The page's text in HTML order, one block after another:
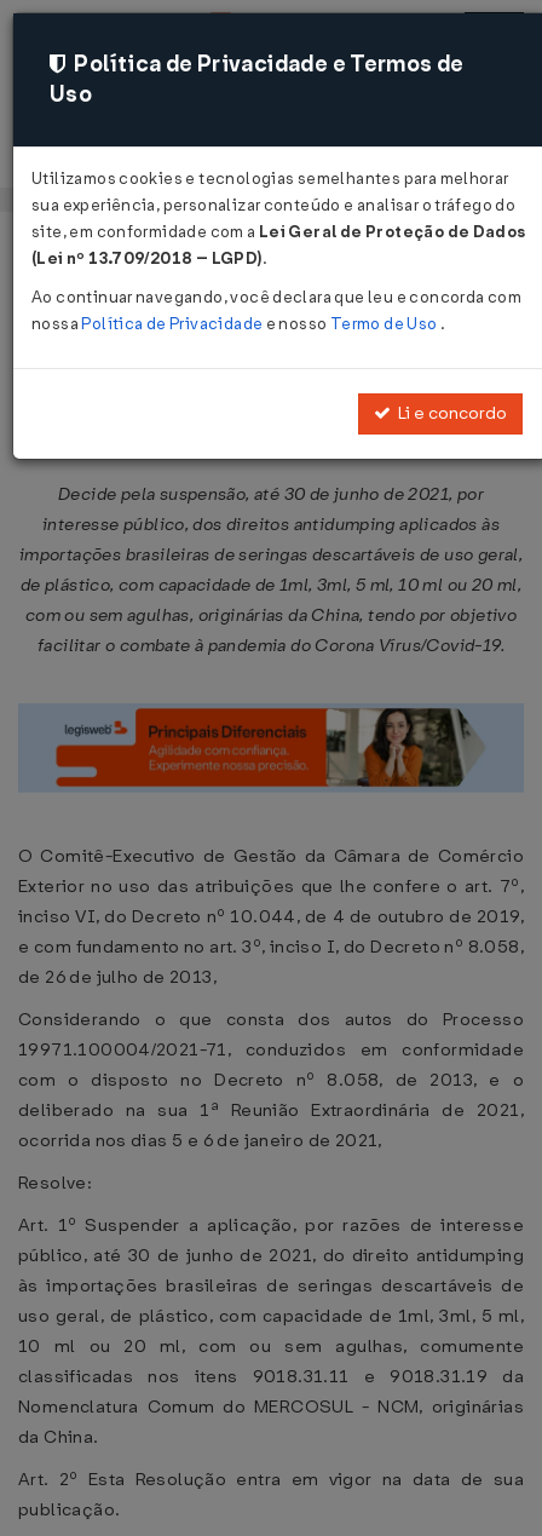
Acessar
Página Inicial Legislações
Resolução GECEX Nº 145 DE
Decide pela suspensão, até 30 de junho de 2021, por
interesse público, dos direitos antidumping aplicados às
importações brasileiras de seringas descartáveis de uso geral,
de plástico, com capacidade de 1ml, 3ml, 5 ml, 10 ml ou 20 ml,
com ou sem agulhas, originárias da China, tendo por objetivo
facilitar o combate à pandemia do Corona Vírus/Covid-19.
O Comitê-Executivo de Gestão da Câmara de Comércio
Exterior no uso das atribuições que lhe confere o art. 7º,
inciso VI, do Decreto nº 10.044, de 4 de outubro de 2019,
e com fundamento no art. 3º, inciso I, do Decreto nº 8.058,
de 26 de julho de 2013,
Considerando o que consta dos autos do Processo
19971.100004/2021-71, conduzidos em conformidade
com o disposto no Decreto nº 8.058, de 2013, e o
deliberado na sua 1ª Reunião Extraordinária de 2021,
ocorrida nos dias 5 e 6 de janeiro de 2021,
Resolve:
Art. 1º Suspender a aplicação, por razões de interesse
público, até 30 de junho de 2021, do direito antidumping
às importações brasileiras de seringas descartáveis de
uso geral, de plástico, com capacidade de 1ml, 3ml, 5 ml,
10 ml ou 20 ml, com ou sem agulhas, comumente
classificadas nos itens 9018.31.11 e 9018.31.19 da
Nomenclatura Comum do MERCOSUL - NCM, originárias
da China.
Art. 2º Esta Resolução entra em vigor na data de sua
publicação.
Política de Privacidade e Termos de
Uso
Utilizamos cookies e tecnologias semelhantes para melhorar
sua experiência, personalizar conteúdo e analisar o tráfego do
site, em conformidade com a Lei Geral de Proteção de Dados
(Lei nº 13.709/2018 – LGPD).
Ao continuar navegando, você declara que leu e concorda com
nossaPolítica de Privacidade e nosso Termo de Uso .
Li e concordo